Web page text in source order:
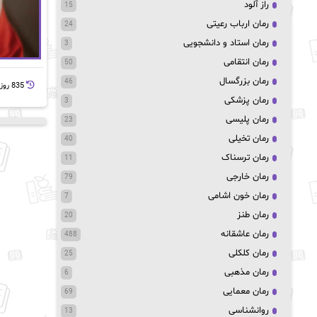
835 روز پيش
راز آلود 15
رمان ارباب رعیتی 24
رمان استاد و دانشجویی 3
رمان انتقامی 50
رمان بزرگسال 46
رمان پزشکی 3
رمان پلیسی 23
رمان تخیلی 40
رمان ترسناک 11
رمان خارجی 79
رمان خون اشامی 7
رمان طنز 20
رمان عاشقانه 488
رمان کلکلی 25
رمان مذهبی 6
رمان معمایی 69
روانشناسی 13